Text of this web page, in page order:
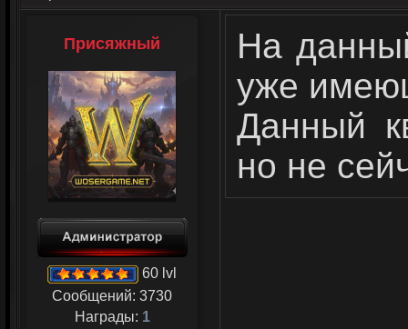
Присяжный
60 lvl
Сообщений: 3730
Награды: 1
На
уже
Данный
но не